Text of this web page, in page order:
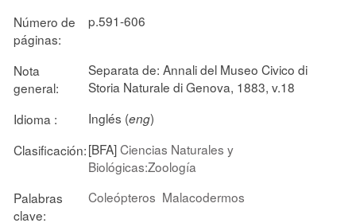
Número de
páginas:
p.591-606
Nota
general:
Separata de: Annali del Museo Civico di
Storia Naturale di Genova, 1883, v.18
Idioma :
Inglés (eng)
Clasificación:[BFA]Ciencias Naturales y
Biológicas:Zoología
Palabras
clave:
Coleópteros Malacodermos